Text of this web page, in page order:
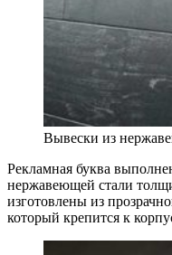
Вывески из
Рекламная буква
нержавеющей стали
изготовлены из
который крепится к